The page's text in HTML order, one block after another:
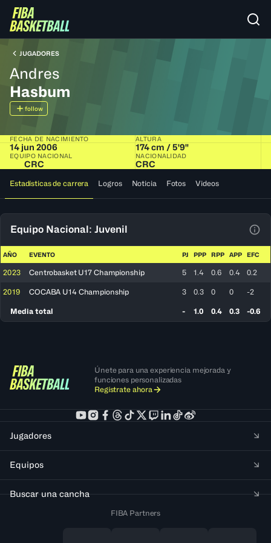
JUGADORES
Andres
Hasbum
follow
FECHA DE NACIMIENTO
14 jun 2006
ALTURA
174 cm / 5'9"
EQUIPO NACIONAL
CRC
NACIONALIDAD
CRC
Estadísticas de carrera Logros Noticia Fotos Videos
Equipo Nacional: Juvenil
AÑO EVENTO PJ PPP RPP APP EFC
2023 Centrobasket U17 Championship 5 1.4 0.6 0.4 0.2
2019 COCABA U14 Championship 3 0.3 0 0 -2
Media total - 1.0 0.4 0.3 -0.6
Únete para una experiencia mejorada y
funciones personalizadas
Regístrate ahora
Jugadores
Equipos
Buscar una cancha
FIBA Partners